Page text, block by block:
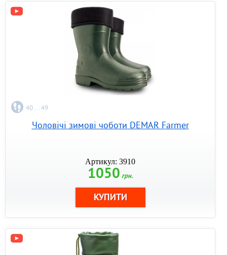
40 ... 49
Чоловічі зимові чоботи DEMAR Farmer
Артикул: 3910
1050 грн.